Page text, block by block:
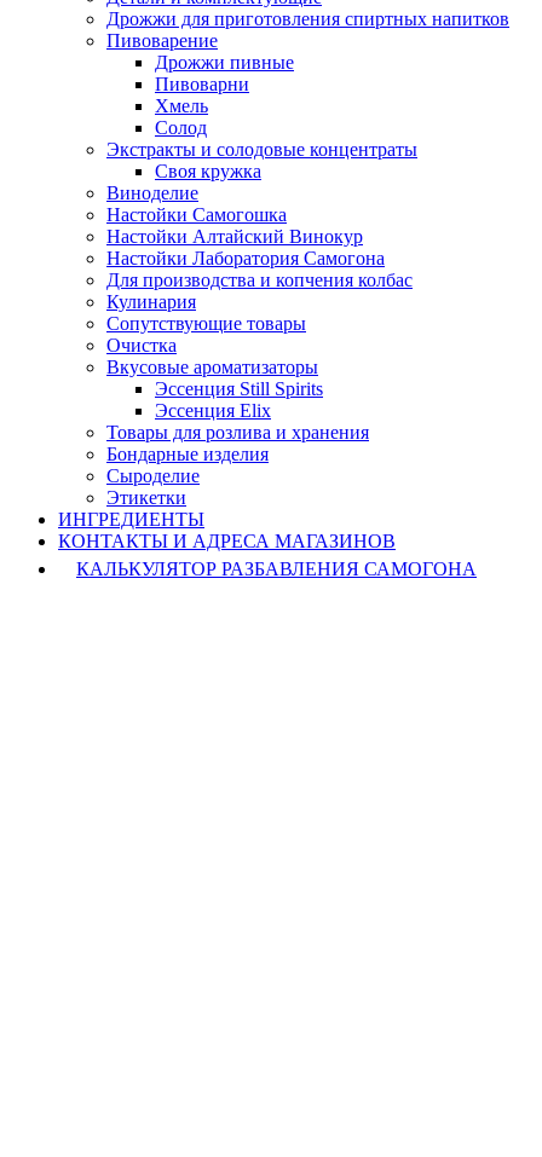
Дрожжи для приготовления спиртных напитков
Пивоварение
Дрожжи пивные
Пивоварни
Хмель
Солод
Экстракты и солодовые концентраты
Своя кружка
Виноделие
Настойки Самогошка
Настойки Алтайский Винокур
Настойки Лаборатория Самогона
Для производства и копчения колбас
Кулинария
Сопутствующие товары
Очистка
Вкусовые ароматизаторы
Эссенция Still Spirits
Эссенция Elix
Товары для розлива и хранения
Бондарные изделия
Cыроделие
Этикетки
ИНГРЕДИЕНТЫ
КОНТАКТЫ И АДРЕСА МАГАЗИНОВ
КАЛЬКУЛЯТОР РАЗБАВЛЕНИЯ САМОГОНА